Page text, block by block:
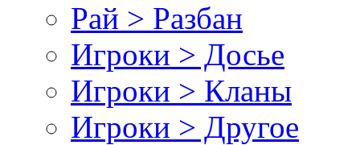
Рай > Разбан
Игроки > Досье
Игроки > Кланы
Игроки > Другое